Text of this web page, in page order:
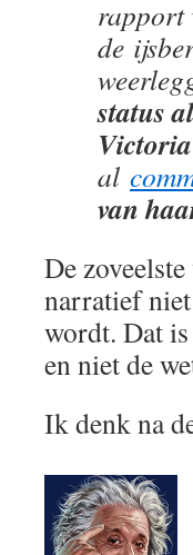
rapport
de
status
Victoria
al
van
De
narratief
wordt. Dat
en niet de
Ik denk na